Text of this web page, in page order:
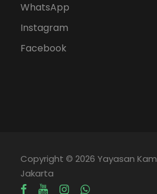
WhatsApp
Instagram
Facebook
Copyright © 2026 Yayasan
Jakarta